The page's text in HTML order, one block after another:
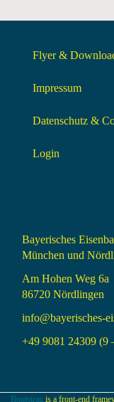
Flyer &
Impressum
Datenschutz &
Login
Bayerisches
München und
Am Hohen Weg 6a
86720 Nördlingen
info@bayerisches-
+49 9081 24309 (9
Bootstrap is a front-end